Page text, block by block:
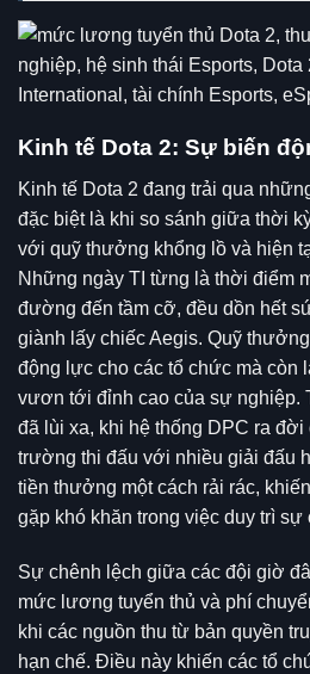
Kinh tế Dota 2: Sự biến
Kinh tế Dota 2 đang trải qua
đặc biệt là khi so sánh giữa thời
với quỹ thưởng khổng lồ và hiện
Những ngày TI từng là thời điểm
đường đến tầm cỡ, đều dồn hết
giành lấy chiếc Aegis. Quỹ
động lực cho các tổ chức mà còn
vươn tới đỉnh cao của sự nghiệp.
đã lùi xa, khi hệ thống DPC ra đời
trường thi đấu với nhiều giải đấu
tiền thưởng một cách rải rác,
gặp khó khăn trong việc duy trì sự
Sự chênh lệch giữa các đội giờ
mức lương tuyển thủ và phí
khi các nguồn thu từ bản quyền
hạn chế. Điều này khiến các tổ